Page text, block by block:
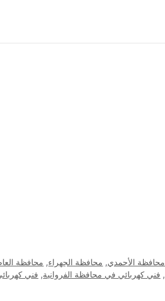
محافظة الأحمدي, محافظة الجهراء, محافظة
, فني كهربائي في محافظة الفروانية, فني